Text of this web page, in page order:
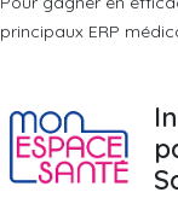
principaux ERP